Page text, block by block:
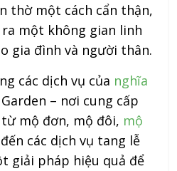
thờ một cách cẩn thận,
một không gian linh
gia đình và người thân.
các dịch vụ của nghĩa
Garden – nơi cung cấp
mộ đơn, mộ đôi, mộ
đến các dịch vụ tang lễ
giải pháp hiệu quả để